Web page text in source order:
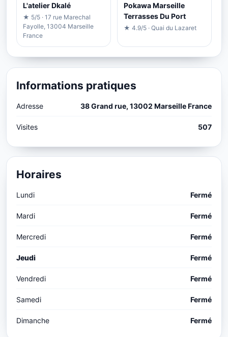
L'atelier Dkalé
★ 5/5 · 17 rue Marechal
Fayolle, 13004 Marseille
France
Pokawa Marseille
Terrasses Du Port
★ 4.9/5 · Quai du Lazaret
Informations pratiques
Adresse 38 Grand rue, 13002 Marseille France
Visites 507
Horaires
Lundi Fermé
Mardi Fermé
Mercredi Fermé
Jeudi Fermé
Vendredi Fermé
Samedi Fermé
Dimanche Fermé